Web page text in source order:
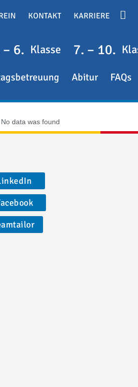
KONTAKT KARRIERE
– 6. Klasse 7. – 10.
Abitur FAQs
No data was found